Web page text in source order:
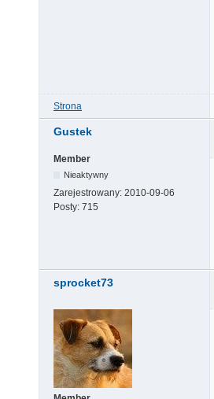
Strona
Gustek
Member
Nieaktywny
Zarejestrowany: 2010-09-06
Posty: 715
sprocket73